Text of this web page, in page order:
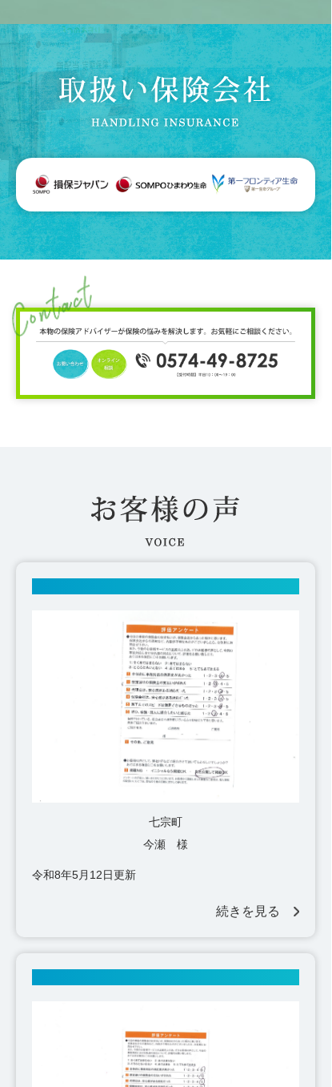
七宗町
今瀬 様
令和8年5月12日更新
続きを見る